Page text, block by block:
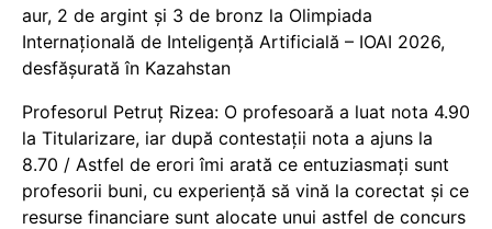
aur, 2 de argint și 3 de bronz la Olimpiada
Internațională de Inteligență Artificială – IOAI 2026,
desfășurată în Kazahstan
Profesorul Petruț Rizea: O profesoară a luat nota 4.90
la Titularizare, iar după contestații nota a ajuns la
8.70 / Astfel de erori îmi arată ce entuziasmați sunt
profesorii buni, cu experiență să vină la corectat și ce
resurse financiare sunt alocate unui astfel de concurs